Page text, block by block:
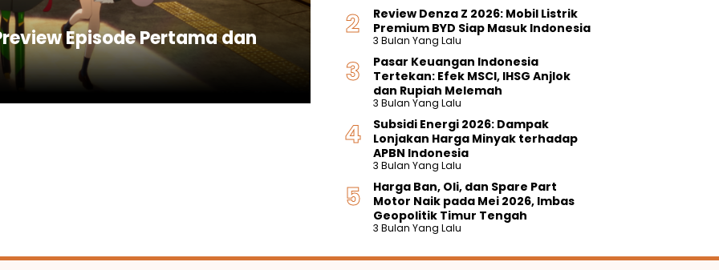
Episode Pertama dan
Review Denza Z 2026: Mobil Listrik
Premium BYD Siap Masuk Indonesia
3 Bulan Yang Lalu
Pasar Keuangan Indonesia
Tertekan: Efek MSCI, IHSG Anjlok
dan Rupiah Melemah
3 Bulan Yang Lalu
Subsidi Energi 2026: Dampak
Lonjakan Harga Minyak terhadap
APBN Indonesia
3 Bulan Yang Lalu
Harga Ban, Oli, dan Spare Part
Motor Naik pada Mei 2026, Imbas
Geopolitik Timur Tengah
3 Bulan Yang Lalu